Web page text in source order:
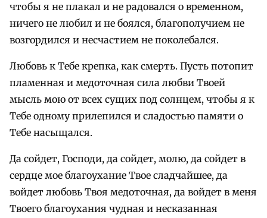
чтобы я не плакал и не радовался о временном,
ничего не любил и не боялся, благополучием не
возгордился и несчастием не поколебался.
Любовь к Тебе крепка, как смерть. Пусть потопит
пламенная и медоточная сила любви Твоей
мысль мою от всех сущих под солнцем, чтобы я к
Тебе одному прилепился и сладостью памяти о
Тебе насыщался.
Да сойдет, Господи, да сойдет, молю, да сойдет в
сердце мое благоухание Твое сладчайшее, да
войдет любовь Твоя медоточная, да войдет в меня
Твоего благоухания чудная и несказанная